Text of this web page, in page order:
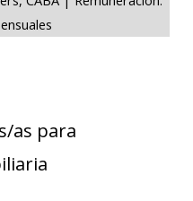
as para